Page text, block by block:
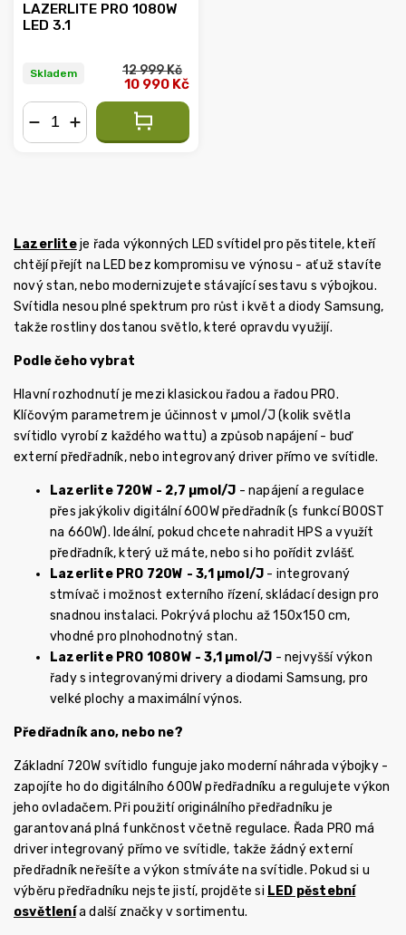
LAZERLITE PRO 1080W
LED 3.1
Skladem 12 999 Kč
10 990 Kč
Lazerliteje řada výkonných LED svítidel pro pěstitele, kteří
chtějí přejít na LED bez kompromisu ve výnosu - ať už stavíte
nový stan, nebo modernizujete stávající sestavu s výbojkou.
Svítidla nesou plné spektrum pro růst i květ a diody Samsung,
takže rostliny dostanou světlo, které opravdu využijí.
Podle čeho vybrat
Hlavní rozhodnutí je mezi klasickou řadou a řadou PRO.
Klíčovým parametrem je účinnost v µmol/J (kolik světla
svítidlo vyrobí z každého wattu) a způsob napájení - buď
externí předřadník, nebo integrovaný driver přímo ve svítidle.
Lazerlite 720W - 2,7 µmol/J - napájení a regulace
přes jakýkoliv digitální 600W předřadník (s funkcí BOOST
na 660W). Ideální, pokud chcete nahradit HPS a využít
předřadník, který už máte, nebo si ho pořídit zvlášť.
Lazerlite PRO 720W - 3,1 µmol/J - integrovaný
stmívač i možnost externího řízení, skládací design pro
snadnou instalaci. Pokrývá plochu až 150x150 cm,
vhodné pro plnohodnotný stan.
Lazerlite PRO 1080W - 3,1 µmol/J - nejvyšší výkon
řady s integrovanými drivery a diodami Samsung, pro
velké plochy a maximální výnos.
Předřadník ano, nebo ne?
Základní 720W svítidlo funguje jako moderní náhrada výbojky -
zapojíte ho do digitálního 600W předřadníku a regulujete výkon
jeho ovladačem. Při použití originálního předřadníku je
garantovaná plná funkčnost včetně regulace. Řada PRO má
driver integrovaný přímo ve svítidle, takže žádný externí
předřadník neřešíte a výkon stmíváte na svítidle. Pokud si u
výběru předřadníku nejste jistí, projděte si LED pěstební
osvětlenía další značky v sortimentu.